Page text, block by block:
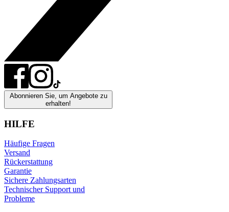
Abonnieren Sie, um Angebote zu
erhalten!
HILFE
Häufige Fragen
Versand
Rückerstattung
Garantie
Sichere Zahlungsarten
Technischer Support und
Probleme